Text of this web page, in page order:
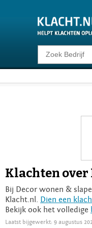
Klacht
Klachten over
Bij Decor wonen &
Klacht.nl. Dien een
Bekijk ook het volledige
Laatst bijgewerkt: 9 augustus